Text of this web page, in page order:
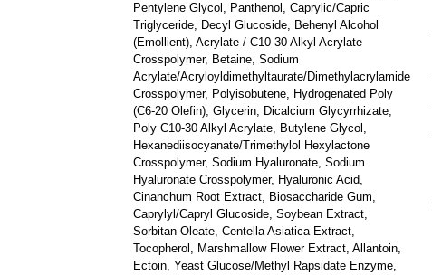
Pentylene Glycol, Panthenol, Caprylic/Capric
Triglyceride, Decyl Glucoside, Behenyl Alcohol
(Emollient), Acrylate / C10-30 Alkyl Acrylate
Crosspolymer, Betaine, Sodium
Acrylate/Acryloyldimethyltaurate/Dimethylacrylamide
Crosspolymer, Polyisobutene, Hydrogenated Poly
(C6-20 Olefin), Glycerin, Dicalcium Glycyrrhizate,
Poly C10-30 Alkyl Acrylate, Butylene Glycol,
Hexanediisocyanate/Trimethylol Hexylactone
Crosspolymer, Sodium Hyaluronate, Sodium
Hyaluronate Crosspolymer, Hyaluronic Acid,
Cinanchum Root Extract, Biosaccharide Gum,
Caprylyl/Capryl Glucoside, Soybean Extract,
Sorbitan Oleate, Centella Asiatica Extract,
Tocopherol, Marshmallow Flower Extract, Allantoin,
Ectoin, Yeast Glucose/Methyl Rapsidate Enzyme,